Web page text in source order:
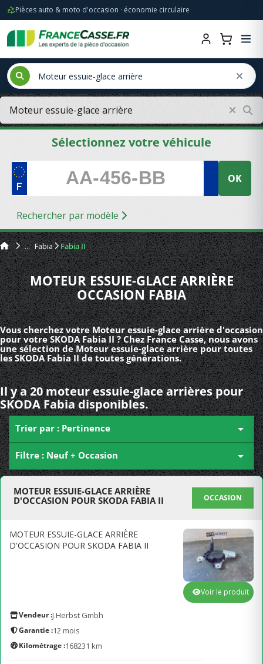
Pièces auto & moto d'occasion · économie circulaire
Sélectionnez votre véhicule
OK
Rechercher par modèle
Fabia Fabia II
MOTEUR ESSUIE-GLACE ARRIÈRE
OCCASION FABIA
Vous cherchez votre Moteur essuie-glace arrière d'occasion
pour votre SKODA Fabia II ? Chez France Casse, nous avons
une sélection de Moteur essuie-glace arrière pour toutes
les SKODA Fabia II de toutes générations.
Il y a 20 moteur essuie-glace arrières pour
SKODA Fabia disponibles.
Trier par : Pertinence 
Filtre : Neuf + Occasion 
MOTEUR ESSUIE-GLACE ARRIÈRE
D'OCCASION POUR SKODA FABIA II
OCCASION
MOTEUR ESSUIE-GLACE ARRIÈRE
D'OCCASION POUR SKODA FABIA II
Vendeur :J.Herbst Gmbh
Garantie :12 mois
Kilométrage :168231 km
Voir le produit